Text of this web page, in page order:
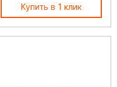
Купить в 1 клик